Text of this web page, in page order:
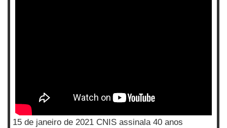
15 de janeiro de 2021 CNIS assinala 40 anos